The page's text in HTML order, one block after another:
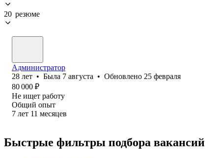
20 резюме
Администратор
28 лет • Была 7 августа • Обновлено 25 февраля
80 000 ₽
Не ищет работу
Общий опыт
7 лет 11 месяцев
Быстрые фильтры подбора вакансий